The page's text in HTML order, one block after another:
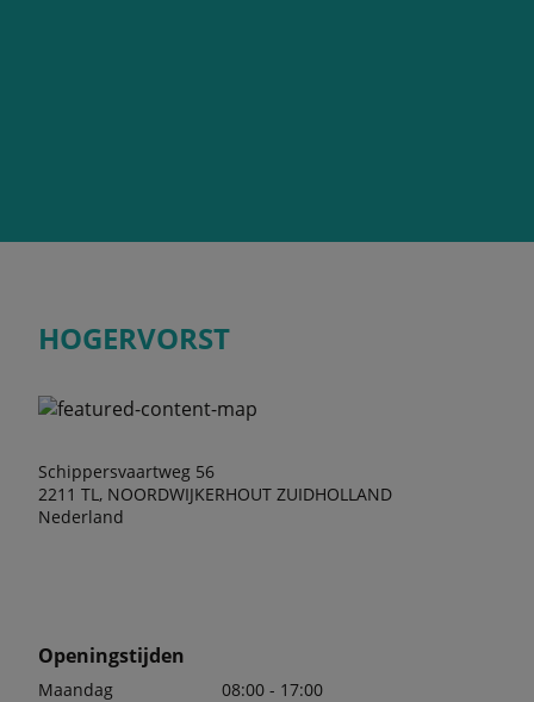
HOGERVORST
Schippersvaartweg 56
2211 TL, NOORDWIJKERHOUT ZUIDHOLLAND
Nederland
Openingstijden
Maandag
08:00 - 17:00